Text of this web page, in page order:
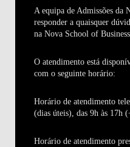
A equipa de Admissões da
responder a quaisquer
na Nova School of
O atendimento está
com o seguinte horário:
Horário de atendimento
(dias úteis), das 9h às 17h
Horário de atendimento